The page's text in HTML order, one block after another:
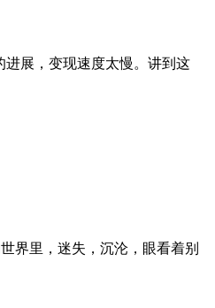
进展，变现速度太慢。讲到这
界里，迷失，沉沦，眼看着别